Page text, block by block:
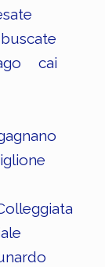
buscate
cai